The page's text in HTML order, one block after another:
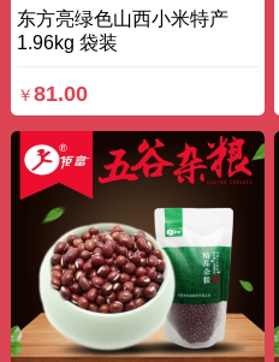
东方亮绿色山西小米特产
1.96kg 袋装
￥ 81.00